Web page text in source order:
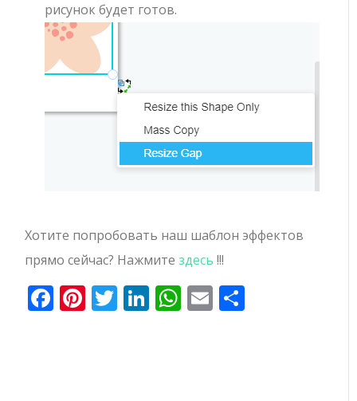
рисунок будет готов.
Хотите попробовать наш шаблон эффектов
прямо сейчас? Нажмитездесь !!!
Facebook
Pinterest
Twitter
LinkedIn
WhatsApp
Email